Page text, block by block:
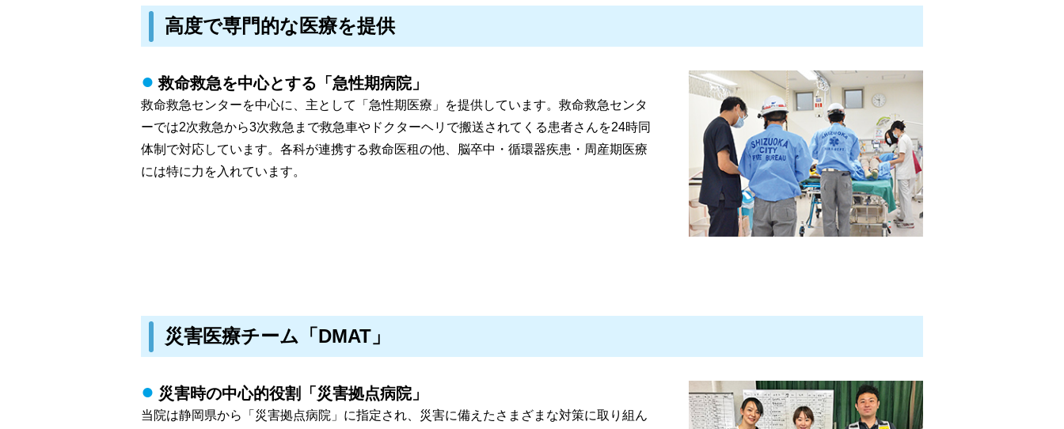
高度で専門的な医療を提供
救命救急を中心とする「急性期病院」
救命救急センターを中心に、主として「急性期医療」を提供しています。救命救急センタ
ーでは2次救急から3次救急まで救急車やドクターヘリで搬送されてくる患者さんを24時同
体制で対応しています。各科が連携する救命医租の他、脳卒中・循環器疾患・周産期医療
には特に力を入れています。
災害医療チーム「DMAT」
災害時の中心的役割「災害拠点病院」
当院は静岡県から「災害拠点病院」に指定され、災害に備えたさまざまな対策に取り組ん